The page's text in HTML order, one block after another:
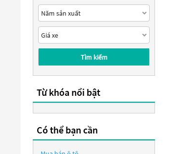
Tìm kiếm
Từ khóa nổi bật
Có thể bạn cần